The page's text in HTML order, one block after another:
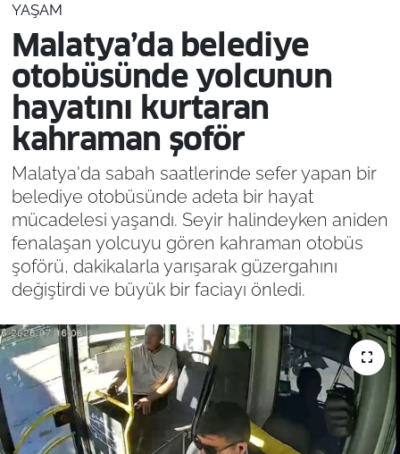
YAŞAM
Malatya’da belediye
otobüsünde yolcunun
hayatını kurtaran
kahraman şoför
Malatya'da sabah saatlerinde sefer yapan bir
belediye otobüsünde adeta bir hayat
mücadelesi yaşandı. Seyir halindeyken aniden
fenalaşan yolcuyu gören kahraman otobüs
şoförü, dakikalarla yarışarak güzergahını
değiştirdi ve büyük bir faciayı önledi.
Resmi İlanlar
Son Dakika Haberleri
Haber Arşivi